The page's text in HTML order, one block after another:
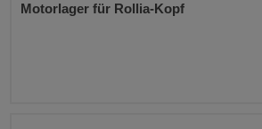
Motorlager für Rollia-Kopf